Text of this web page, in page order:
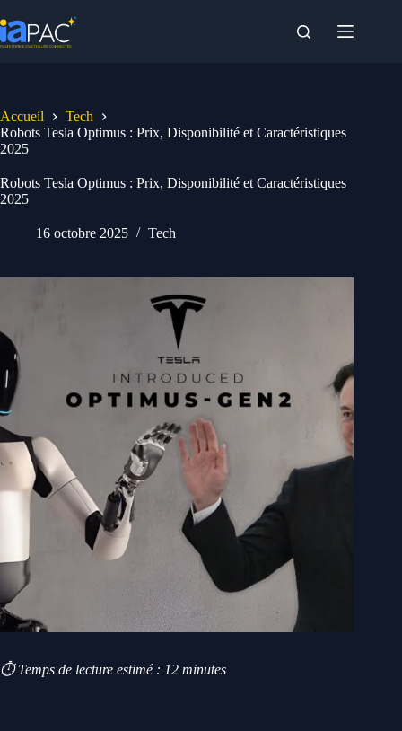
au
contenu
Accueil
Tech
Robots Tesla Optimus : Prix, Disponibilité et Caractéristiques
2025
Robots Tesla Optimus : Prix, Disponibilité et Caractéristiques
2025
16 octobre 2025 Tech
⏱️ Temps de lecture estimé : 12 minutes